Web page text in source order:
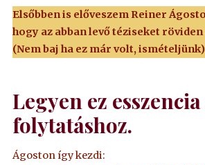
Elsőbben is előveszem Reiner
hogy az abban levő téziseket röviden
(Nem baj ha ez már volt, ismételjünk)
Legyen ez
folytatáshoz.
Ágoston így kezdi: